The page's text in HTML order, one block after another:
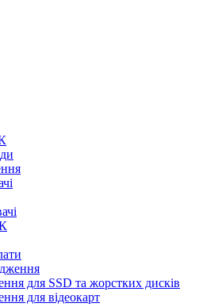
для SSD та жорстких дисків
для відеокарт